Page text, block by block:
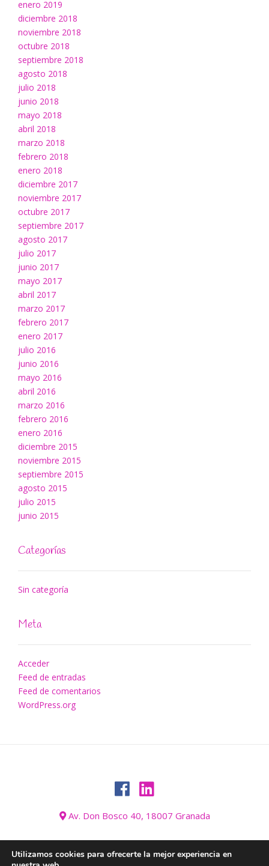
enero 2019
diciembre 2018
noviembre 2018
octubre 2018
septiembre 2018
agosto 2018
julio 2018
junio 2018
mayo 2018
abril 2018
marzo 2018
febrero 2018
enero 2018
diciembre 2017
noviembre 2017
octubre 2017
septiembre 2017
agosto 2017
julio 2017
junio 2017
mayo 2017
abril 2017
marzo 2017
febrero 2017
enero 2017
julio 2016
junio 2016
mayo 2016
abril 2016
marzo 2016
febrero 2016
enero 2016
diciembre 2015
noviembre 2015
septiembre 2015
agosto 2015
julio 2015
junio 2015
Categorías
Sin categoría
Meta
Acceder
Feed de entradas
Feed de comentarios
WordPress.org
Av. Don Bosco 40, 18007 Granada
Utilizamos cookies para ofrecerte la mejor experiencia en